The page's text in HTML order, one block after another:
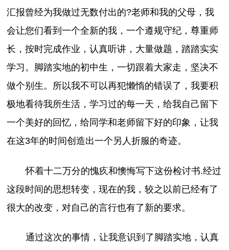
汇报曾经为我做过无数付出的?老师和我的父母，我
会让您们看到一个全新的我，一个遵规守纪，尊重师
长，按时完成作业，认真听讲，大量做题，踏踏实实
学习。脚踏实地的初中生，一切跟着大家走，坚决不
做个别生。所以我不可以再犯懒惰的错误了，我要积
极地看待我所生活，学习过的每一天，给我自己留下
一个美好的回忆，给同学和老师留下好的印象，让我
在这3年的时间创造出一个另人折服的奇迹。
怀着十二万分的愧疚和懊悔写下这份检讨书.经过
这段时间的思想转变，现在的我，较之以前已经有了
很大的改变，对自己的言行也有了新的要求。
通过这次的事情，让我意识到了脚踏实地，认真